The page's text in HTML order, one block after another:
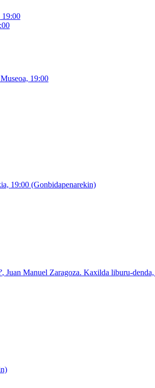
19:00
19:00
19:00 (Gonbidapenarekin)
, Juan Manuel Zaragoza. Kaxilda liburu-